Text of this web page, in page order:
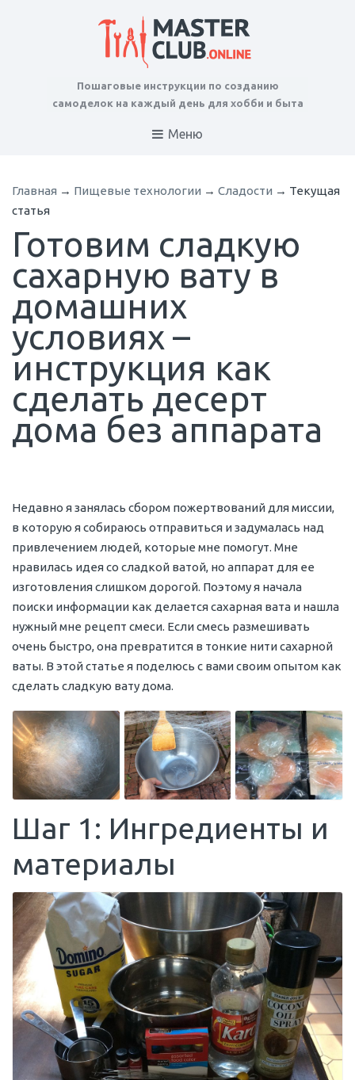
Пошаговые инструкции по созданию
самоделок на каждый день для хобби и быта
Меню
Главная → Пищевые технологии → Сладости → Текущая
статья
Готовим сладкую
сахарную вату в
домашних
условиях –
инструкция как
сделать десерт
дома без аппарата
Недавно я занялась сбором пожертвований для миссии,
в которую я собираюсь отправиться и задумалась над
привлечением людей, которые мне помогут. Мне
нравилась идея со сладкой ватой, но аппарат для ее
изготовления слишком дорогой. Поэтому я начала
поиски информации как делается сахарная вата и нашла
нужный мне рецепт смеси. Если смесь размешивать
очень быстро, она превратится в тонкие нити сахарной
ваты. В этой статье я поделюсь с вами своим опытом как
сделать сладкую вату дома.
Шаг 1: Ингредиенты и
материалы